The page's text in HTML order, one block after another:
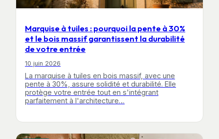
Marquise à tuiles : pourquoi la pente à 30%
et le bois massif garantissent la durabilité
de votre entrée
10 juin 2026
La marquise à tuiles en bois massif, avec une
pente à 30%, assure solidité et durabilité. Elle
protège votre entrée tout en s'intégrant
parfaitement à l'architecture…